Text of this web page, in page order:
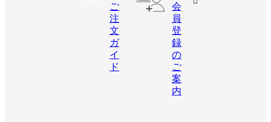
ご
注
文
ガ
イ
ド
会
員
登
録
の
ご
案
内